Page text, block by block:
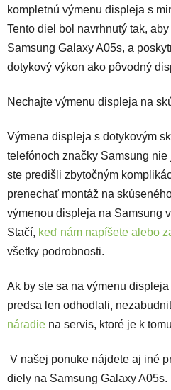
kompletnú výmenu displeja s
Tento diel bol navrhnutý tak,
Samsung Galaxy A05s, a
dotykový výkon ako pôvodný
Nechajte výmenu displeja na
Výmena displeja s dotykovým
telefónoch značky Samsung
ste predišli zbytočným
prenechať montáž na
výmenou displeja na Samsung
Stačí, keď nám napíšete alebo
všetky podrobnosti.
Ak by ste sa na výmenu
predsa len odhodlali,
náradie na servis, ktoré je k
V našej ponuke nájdete aj iné
diely na Samsung Galaxy A05s.